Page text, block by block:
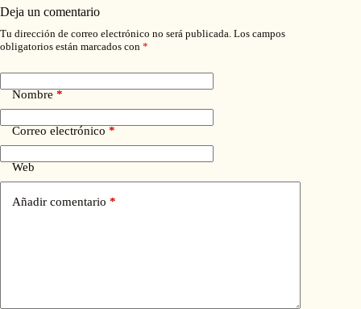
Deja un comentario
Tu dirección de correo electrónico no será publicada. Los campos
obligatorios están marcados con *
Nombre *
Correo electrónico *
Web
Añadir comentario *